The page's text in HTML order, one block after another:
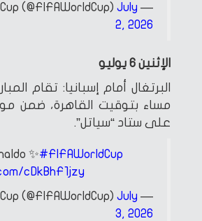
— FIFA World Cup (@FIFAWorldCup)
July
2, 2026
الإثنين 6 يوليو
على ستاد “سياتل”.
✨#FIFAWorldCup
cDkBhF1jzy
— FIFA World Cup (@FIFAWorldCup)
July
3, 2026